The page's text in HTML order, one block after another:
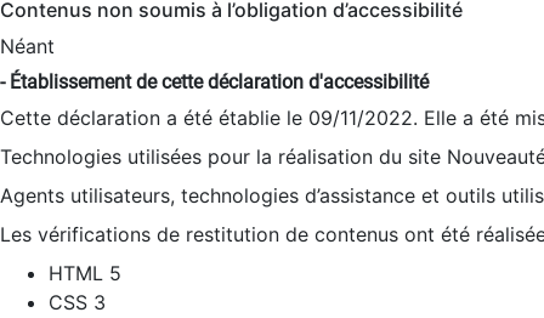
Contenus non soumis à l’obligation d’accessibilité
Néant
- Établissement de cette déclaration d'accessibilité
Cette déclaration a été établie le 09/11/2022. Elle a été
Technologies utilisées pour la réalisation du site
Agents utilisateurs, technologies d’assistance et outils
Les vérifications de restitution de contenus ont été
HTML 5
CSS 3